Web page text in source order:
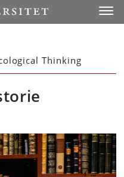
Thinking